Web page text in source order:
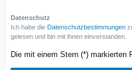
Datenschutz
Ich habe die Datenschutzbestimmungen
gelesen und bin mit ihnen einverstanden.
Die mit einem Stern (*) markierten